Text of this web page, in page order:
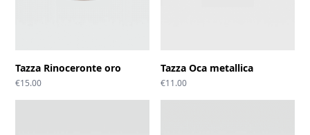
Tazza Rinoceronte oro
€15.00
Tazza Oca metallica
€11.00